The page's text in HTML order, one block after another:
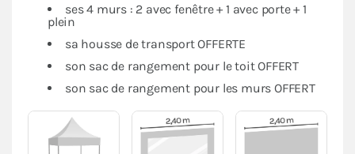
ses 4 murs : 2 avec fenêtre + 1 avec porte + 1
plein
sa housse de transport OFFERTE
son sac de rangement pour le toit OFFERT
son sac de rangement pour les murs OFFERT